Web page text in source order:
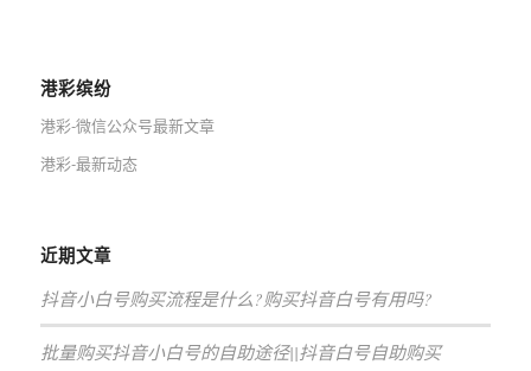
港彩缤纷
港彩-微信公众号最新文章
港彩-最新动态
近期文章
抖音小白号购买流程是什么?购买抖音白号有用吗?
批量购买抖音小白号的自助途径||抖音白号自助购买